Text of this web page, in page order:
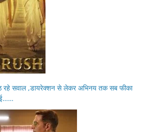
रहे सवाल ,डायरेक्शन से लेकर अभिनय तक सब फीका